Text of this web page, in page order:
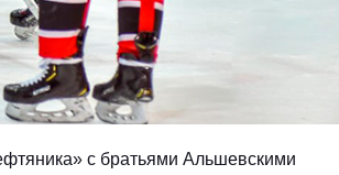
с братьями Альшевскими